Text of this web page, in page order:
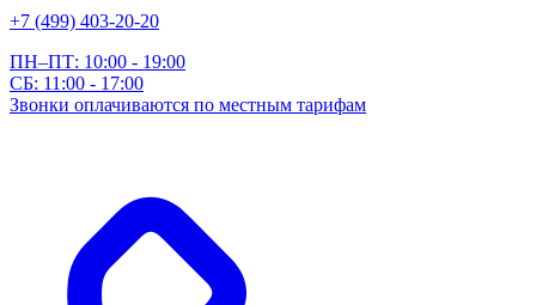
+7 (499) 403-20-20
ПН–ПТ: 10:00 - 19:00
СБ: 11:00 - 17:00
Звонки оплачиваются по местным тарифам